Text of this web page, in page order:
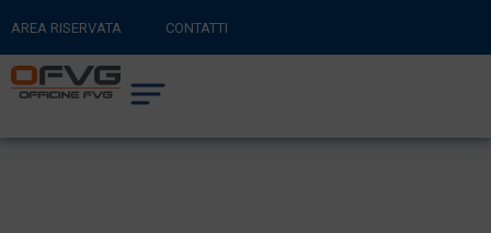
AREA RISERVATA CONTATTI
RITORNA AL SITO PRINCIPALE
CARRELLO